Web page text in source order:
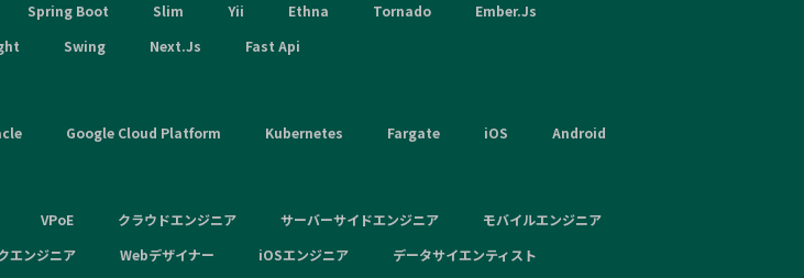
Spring Boot Slim Yii Ethna Tornado
Ember.Js
Swing Next.Js Fast Api
Google Cloud Platform Kubernetes Fargate iOS Android
VPoE クラウドエンジニア サーバーサイドエンジニア
モバイルエンジニア
エンジニア Webデザイナー iOSエンジニア
データサイエンティスト